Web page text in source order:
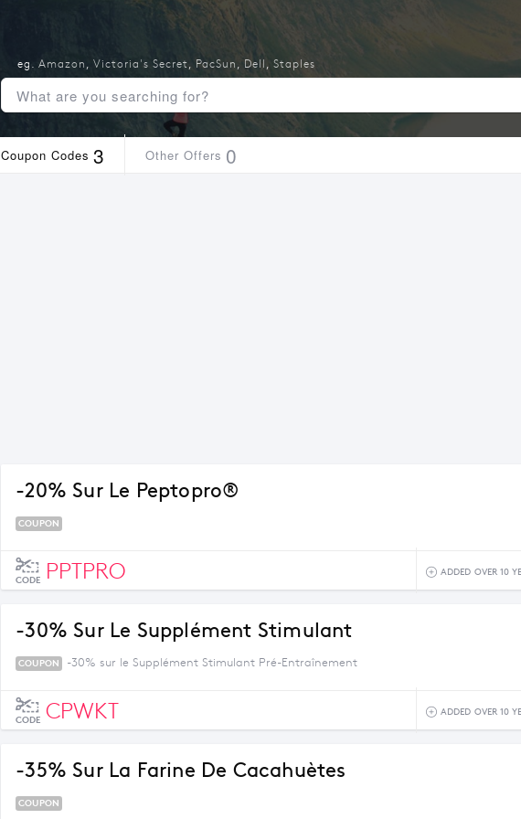
Coupon Codes 3 Other Offers 0
eg. Amazon , Victoria's Secret, PacSun , Dell , Staples
-20% Sur Le Peptopro®
COUPON
CODE PPTPRO ADDED OVER 10
-30% Sur Le Supplément Stimulant
COUPON -30% sur le Supplément Stimulant Pré-Entraînement
CODE CPWKT ADDED OVER 10
-35% Sur La Farine De Cacahuètes
COUPON